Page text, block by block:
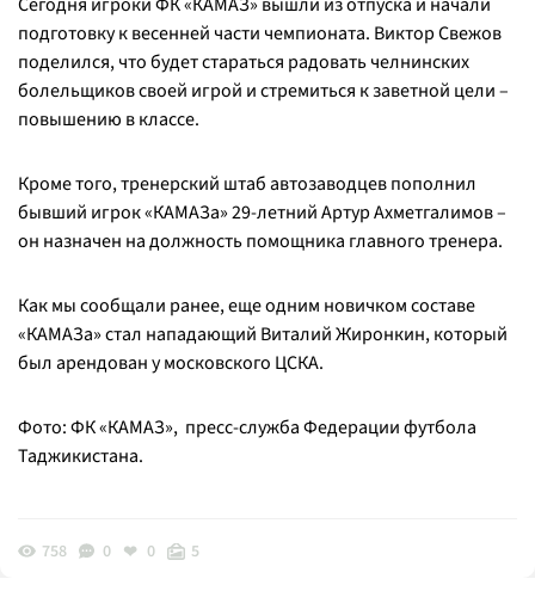
подготовку к весенней части чемпионата. Виктор Свежов
поделился, что будет стараться радовать челнинских
болельщиков своей игрой и стремиться к заветной цели –
повышению в классе.
Кроме того, тренерский штаб автозаводцев пополнил
бывший игрок «КАМАЗа» 29-летний Артур Ахметгалимов –
он назначен на должность помощника главного тренера.
Как мы сообщали ранее, еще одним новичком составе
«КАМАЗа» стал нападающий Виталий Жиронкин, который
был арендован у московского ЦСКА.
Фото: ФК «КАМАЗ», пресс-служба Федерации футбола
Таджикистана.
758 0 0 5